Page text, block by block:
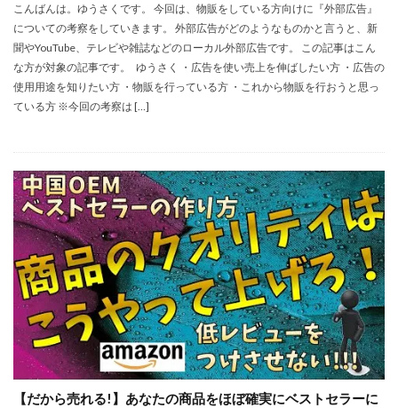
こんばんは。ゆうさくです。 今回は、物販をしている方向けに『外部広告』
についての考察をしていきます。 外部広告がどのようなものかと言うと、新
聞やYouTube、テレビや雑誌などのローカル外部広告です。 この記事はこん
な方が対象の記事です。 ゆうさく ・広告を使い売上を伸ばしたい方 ・広告の
使用用途を知りたい方 ・物販を行っている方 ・これから物販を行おうと思っ
ている方 ※今回の考察は […]
【だから売れる!】あなたの商品をほぼ確実にベストセラーに